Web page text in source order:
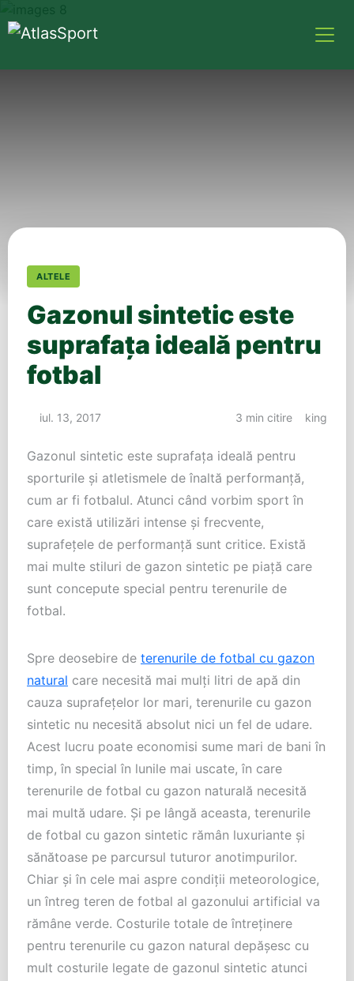
ALTELE
Gazonul sintetic este
suprafața ideală pentru
fotbal
iul. 13, 2017 3 min citire king
Gazonul sintetic este suprafaţa ideală pentru
sporturile şi atletismele de înaltă performanţă,
cum ar fi fotbalul. Atunci când vorbim sport în
care există utilizări intense şi frecvente,
suprafeţele de performanţă sunt critice. Există
mai multe stiluri de gazon sintetic pe piaţă care
sunt concepute special pentru terenurile de
fotbal.
Spre deosebire de terenurile de fotbal cu gazon
natural care necesită mai mulţi litri de apă din
cauza suprafeţelor lor mari, terenurile cu gazon
sintetic nu necesită absolut nici un fel de udare.
Acest lucru poate economisi sume mari de bani în
timp, în special în lunile mai uscate, în care
terenurile de fotbal cu gazon naturală necesită
mai multă udare. Şi pe lângă aceasta, terenurile
de fotbal cu gazon sintetic rămân luxuriante şi
sănătoase pe parcursul tuturor anotimpurilor.
Chiar şi în cele mai aspre condiţii meteorologice,
un întreg teren de fotbal al gazonului artificial va
rămâne verde. Costurile totale de întreţinere
pentru terenurile cu gazon natural depăşesc cu
mult costurile legate de gazonul sintetic atunci